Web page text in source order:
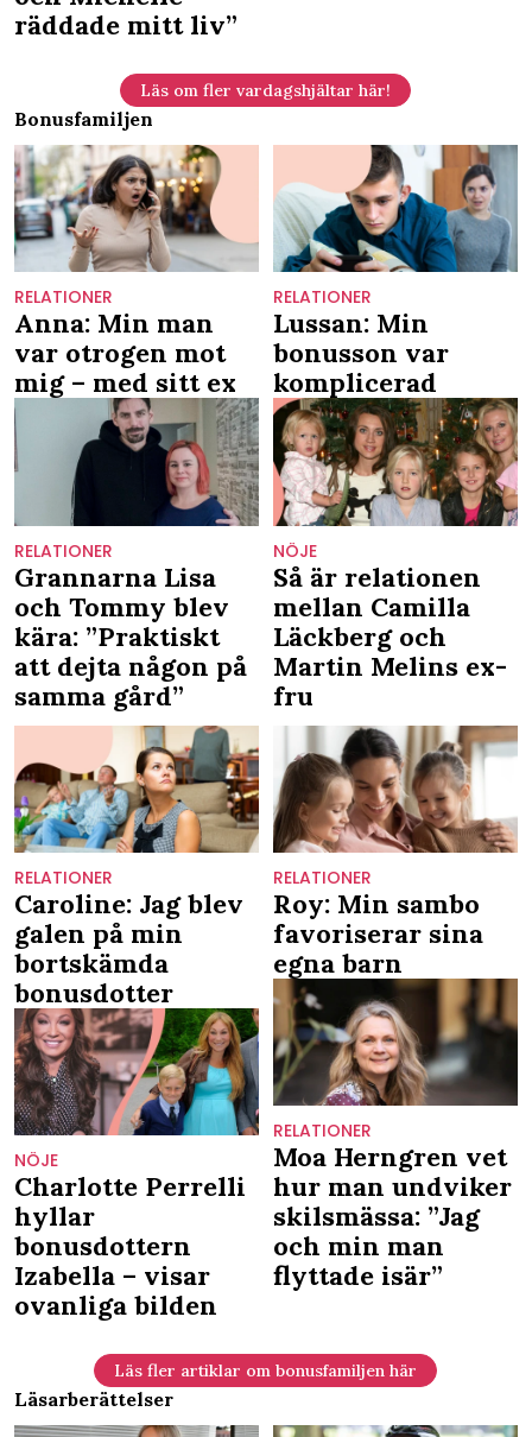
räddade mitt liv”
Läs om fler vardagshjältar här!
Bonusfamiljen
RELATIONER
Anna: Min man
var otrogen mot
mig – med sitt ex
RELATIONER
Grannarna Lisa
och Tommy blev
kära: ”Praktiskt
att dejta någon på
samma gård”
RELATIONER
Lussan: Min
bonusson var
komplicerad
NÖJE
Så är relationen
mellan Camilla
Läckberg och
Martin Melins ex-
fru
RELATIONER
Caroline: Jag blev
galen på min
bortskämda
bonusdotter
NÖJE
Charlotte Perrelli
hyllar
bonusdottern
Izabella – visar
ovanliga bilden
RELATIONER
Roy: Min sambo
favoriserar sina
egna barn
RELATIONER
Moa Herngren vet
hur man undviker
skilsmässa: ”Jag
och min man
flyttade isär”
Läs fler artiklar om bonusfamiljen här
Läsarberättelser